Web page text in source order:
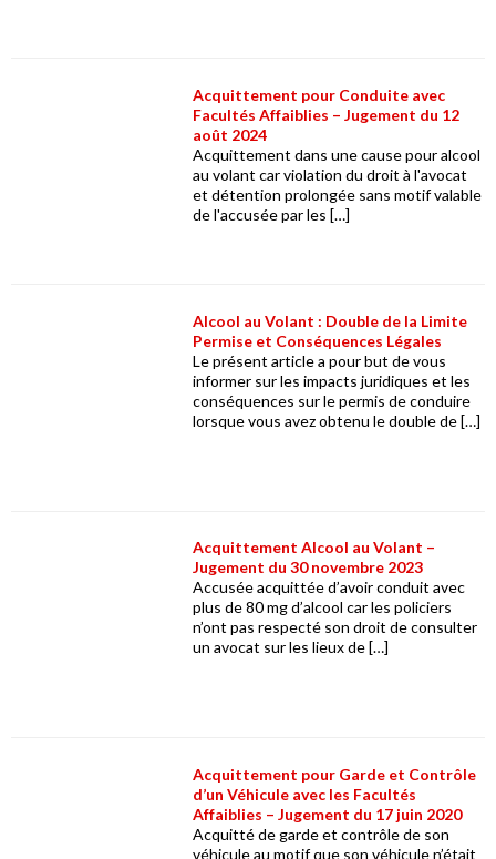
Acquittement pour Conduite avec
Facultés Affaiblies – Jugement du 12
août 2024
Acquittement dans une cause pour alcool
au volant car violation du droit à l'avocat
et détention prolongée sans motif valable
de l'accusée par les […]
Alcool au Volant : Double de la Limite
Permise et Conséquences Légales
Le présent article a pour but de vous
informer sur les impacts juridiques et les
conséquences sur le permis de conduire
lorsque vous avez obtenu le double de […]
Acquittement Alcool au Volant –
Jugement du 30 novembre 2023
Accusée acquittée d’avoir conduit avec
plus de 80 mg d’alcool car les policiers
n’ont pas respecté son droit de consulter
un avocat sur les lieux de […]
Acquittement pour Garde et Contrôle
d’un Véhicule avec les Facultés
Affaiblies – Jugement du 17 juin 2020
Acquitté de garde et contrôle de son
véhicule au motif que son véhicule n’était